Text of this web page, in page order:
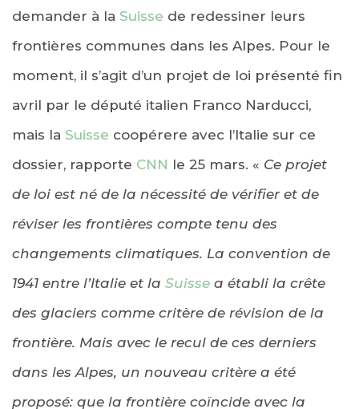
demander à la Suisse de redessiner leurs
frontières communes dans les Alpes. Pour le
moment, il s’agit d’un projet de loi présenté fin
avril par le député italien Franco Narducci,
mais la Suisse coopérere avec l’Italie sur ce
dossier, rapporte CNN le 25 mars. « Ce projet
de loi est né de la nécessité de vérifier et de
réviser les frontières compte tenu des
changements climatiques. La convention de
1941 entre l’Italie et la Suisse a établi la crête
des glaciers comme critère de révision de la
frontière. Mais avec le recul de ces derniers
dans les Alpes, un nouveau critère a été
proposé: que la frontière coïncide avec la